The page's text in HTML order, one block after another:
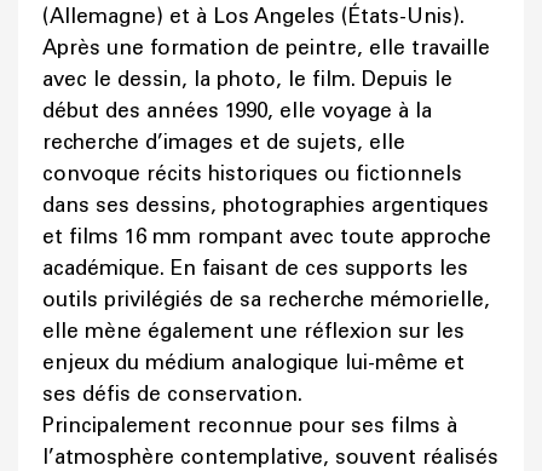
(Allemagne) et à Los Angeles (États-Unis).
Après une formation de peintre, elle travaille
avec le dessin, la photo, le film. Depuis le
début des années 1990, elle voyage à la
recherche d’images et de sujets, elle
convoque récits historiques ou fictionnels
dans ses dessins, photographies argentiques
et films 16 mm rompant avec toute approche
académique. En faisant de ces supports les
outils privilégiés de sa recherche mémorielle,
elle mène également une réflexion sur les
enjeux du médium analogique lui-même et
ses défis de conservation.
Principalement reconnue pour ses films à
l’atmosphère contemplative, souvent réalisés